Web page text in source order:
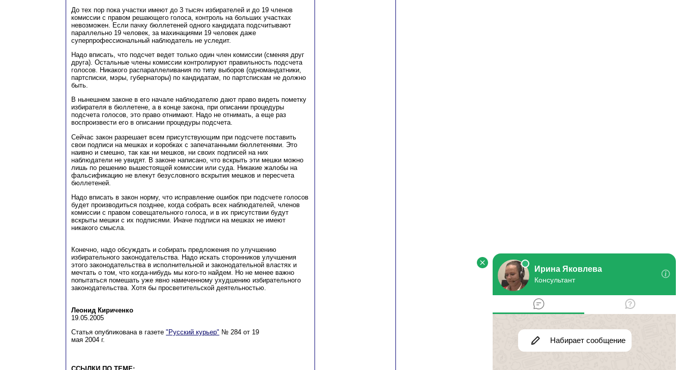
До тех пор пока участки имеют до 3 тысяч избирателей и до 19 членов
комиссии с правом решающего голоса, контроль на больших участках
невозможен. Если пачку бюллетеней одного кандидата подсчитывают
параллельно 19 человек, за махинациями 19 человек даже
суперпрофессиональный наблюдатель не уследит.
Надо вписать, что подсчет ведет только один член комиссии (сменяя друг
друга). Остальные члены комиссии контролируют правильность подсчета
голосов. Никакого распараллеливания по типу выборов (одномандатники,
партсписки, мэры, губернаторы) по кандидатам, по партспискам не должно
быть.
В нынешнем законе в его начале наблюдателю дают право видеть пометку
избирателя в бюллетене, а в конце закона, при описании процедуры
подсчета голосов, это право отнимают. Надо не отнимать, а еще раз
воспроизвести его в описании процедуры подсчета.
Сейчас закон разрешает всем присутствующим при подсчете поставить
свои подписи на мешках и коробках с запечатанными бюллетенями. Это
наивно и смешно, так как ни мешков, ни своих подписей на них
наблюдатели не увидят. В законе написано, что вскрыть эти мешки можно
лишь по решению вышестоящей комиссии или суда. Никакие жалобы на
фальсификацию не влекут безусловного вскрытия мешков и пересчета
бюллетеней.
Надо вписать в закон норму, что исправление ошибок при подсчете голосов
будет производиться позднее, когда собрать всех наблюдателей, членов
комиссии с правом совещательного голоса, и в их присутствии будут
вскрыты мешки с их подписями. Иначе подписи на мешках не имеют
никакого смысла.
Конечно, надо обсуждать и собирать предложения по улучшению
избирательного законодательства. Надо искать сторонников улучшения
этого законодательства в исполнительной и законодательной властях и
мечтать о том, что когда-нибудь мы кого-то найдем. Но не менее важно
попытаться помешать уже явно намеченному ухудшению избирательного
законодательства. Хотя бы просветительской деятельностью.
Леонид Кириченко
19.05.2005
Статья опубликована в газете "Русский курьер" № 284 от 19
мая 2004 г.